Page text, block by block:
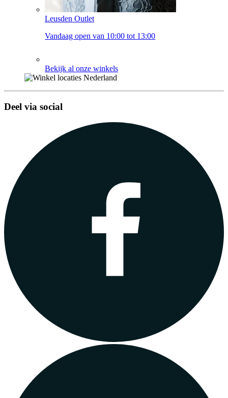
Leusden Outlet
Vandaag open van 10:00 tot 13:00
Bekijk al onze winkels
Deel via social